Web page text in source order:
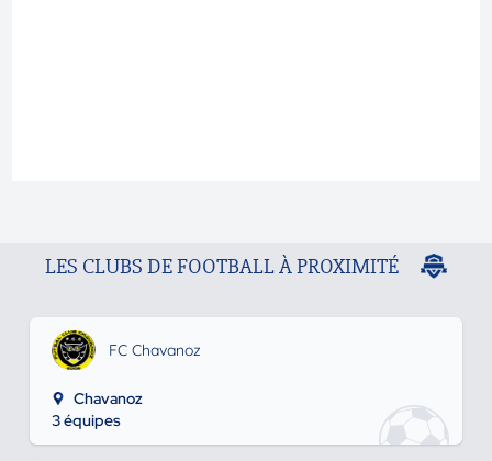
LES CLUBS DE FOOTBALL À PROXIMITÉ
FC Chavanoz
Chavanoz
3 équipes